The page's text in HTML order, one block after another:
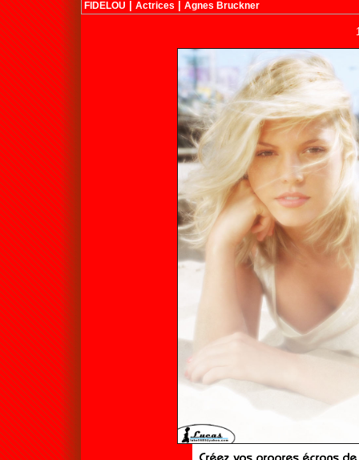
FIDELOU | Actrices | Agnes Bruckner